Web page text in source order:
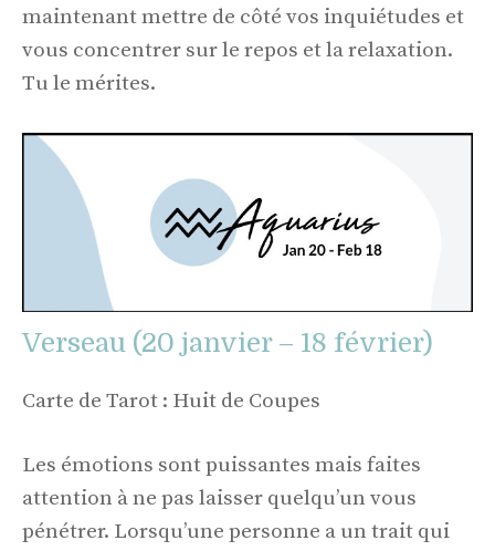
maintenant mettre de côté vos inquiétudes et
vous concentrer sur le repos et la relaxation.
Tu le mérites.
Verseau (20 janvier – 18 février)
Carte de Tarot : Huit de Coupes
Les émotions sont puissantes mais faites
attention à ne pas laisser quelqu’un vous
pénétrer. Lorsqu’une personne a un trait qui